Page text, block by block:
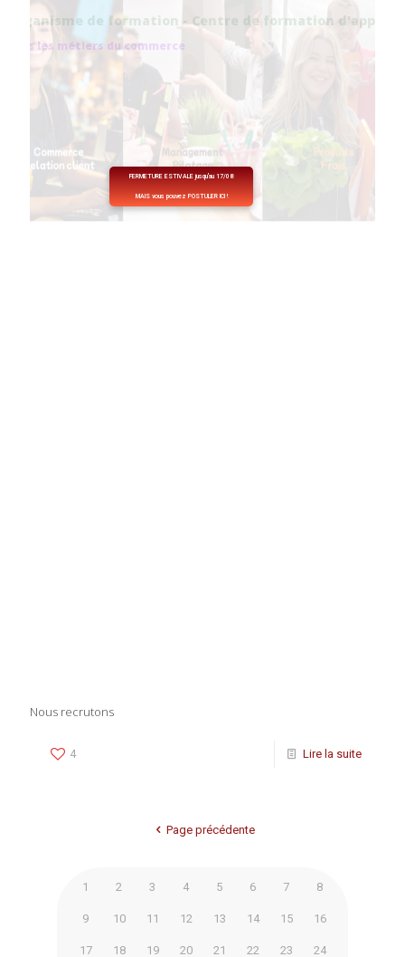
Dans les métiers du commerce
FERMETURE ESTIVALE jusqu'au 17/08
MAIS vous pouvez POSTULER ICI !
Organisme de formation - Centre de formation
Nous recrutons
4 Lire la suite
Page précédente
1 2 3 4 5 6 7 8
9 10 11 12 13 14 15 16
17 18 19 20 21 22 23 24